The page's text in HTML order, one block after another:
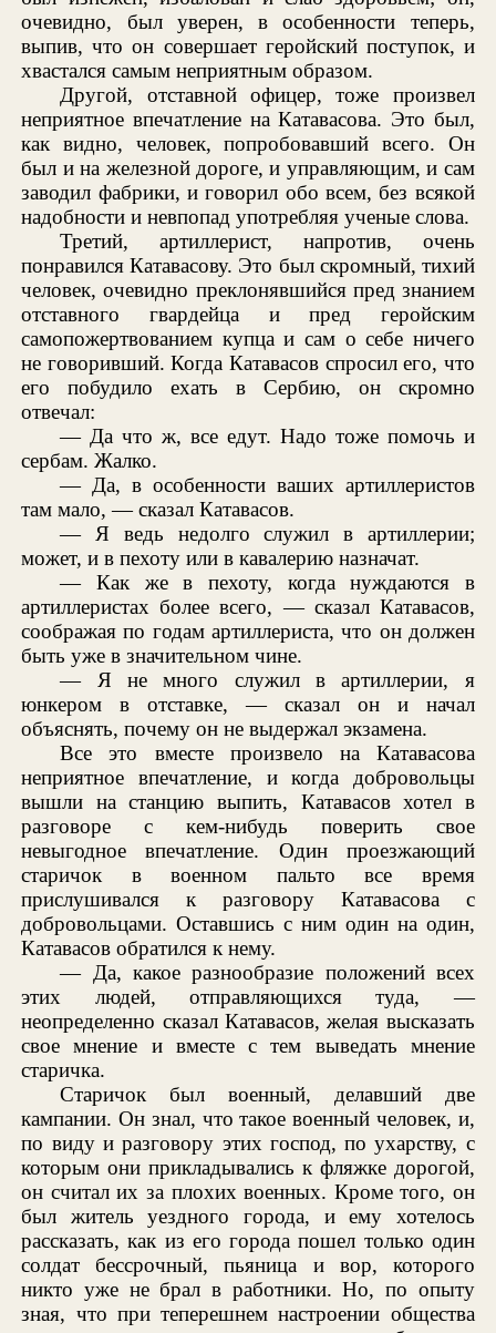
очевидно, был уверен, в особенности теперь,
выпив, что он совершает геройский поступок, и
хвастался самым неприятным образом.
Другой, отставной офицер, тоже произвел
неприятное впечатление на Катавасова. Это был,
как видно, человек, попробовавший всего. Он
был и на железной дороге, и управляющим, и сам
заводил фабрики, и говорил обо всем, без всякой
надобности и невпопад употребляя ученые слова.
Третий, артиллерист, напротив, очень
понравился Катавасову. Это был скромный, тихий
человек, очевидно преклонявшийся пред знанием
отставного гвардейца и пред геройским
самопожертвованием купца и сам о себе ничего
не говоривший. Когда Катавасов спросил его, что
его побудило ехать в Сербию, он скромно
отвечал:
— Да что ж, все едут. Надо тоже помочь и
сербам. Жалко.
— Да, в особенности ваших артиллеристов
там мало, — сказал Катавасов.
— Я ведь недолго служил в артиллерии;
может, и в пехоту или в кавалерию назначат.
— Как же в пехоту, когда нуждаются в
артиллеристах более всего, — сказал Катавасов,
соображая по годам артиллериста, что он должен
быть уже в значительном чине.
— Я не много служил в артиллерии, я
юнкером в отставке, — сказал он и начал
объяснять, почему он не выдержал экзамена.
Все это вместе произвело на Катавасова
неприятное впечатление, и когда добровольцы
вышли на станцию выпить, Катавасов хотел в
разговоре с кем-нибудь поверить свое
невыгодное впечатление. Один проезжающий
старичок в военном пальто все время
прислушивался к разговору Катавасова с
добровольцами. Оставшись с ним один на один,
Катавасов обратился к нему.
— Да, какое разнообразие положений всех
этих людей, отправляющихся туда, —
неопределенно сказал Катавасов, желая высказать
свое мнение и вместе с тем выведать мнение
старичка.
Старичок был военный, делавший две
кампании. Он знал, что такое военный человек, и,
по виду и разговору этих господ, по ухарству, с
которым они прикладывались к фляжке дорогой,
он считал их за плохих военных. Кроме того, он
был житель уездного города, и ему хотелось
рассказать, как из его города пошел только один
солдат бессрочный, пьяница и вор, которого
никто уже не брал в работники. Но, по опыту
зная, что при теперешнем настроении общества